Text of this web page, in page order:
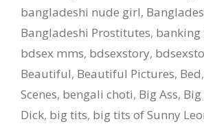
bangladeshi nude girl,
Bangladeshi Prostitutes, banking
bdsex mms, bdsexstory,
Beautiful, Beautiful Pictures, Bed,
Scenes, bengali choti, Big Ass, Big
Dick, big tits, big tits of Sunny